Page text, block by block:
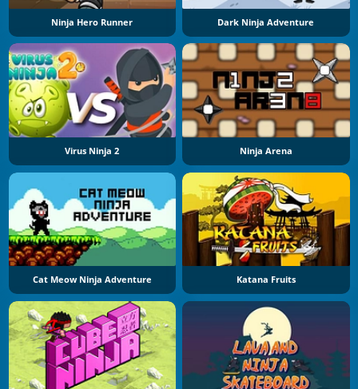
Ninja Hero Runner Dark Ninja Adventure
Virus Ninja 2 Ninja Arena
Cat Meow Ninja Adventure Katana Fruits